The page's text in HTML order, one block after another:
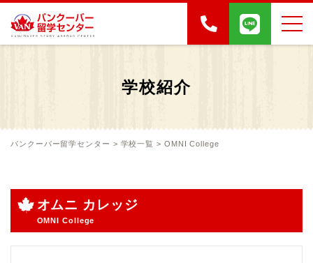
学校紹介
バンクーバー留学センター > 学校一覧 > OMNI College
オムニ カレッジ
OMNI College